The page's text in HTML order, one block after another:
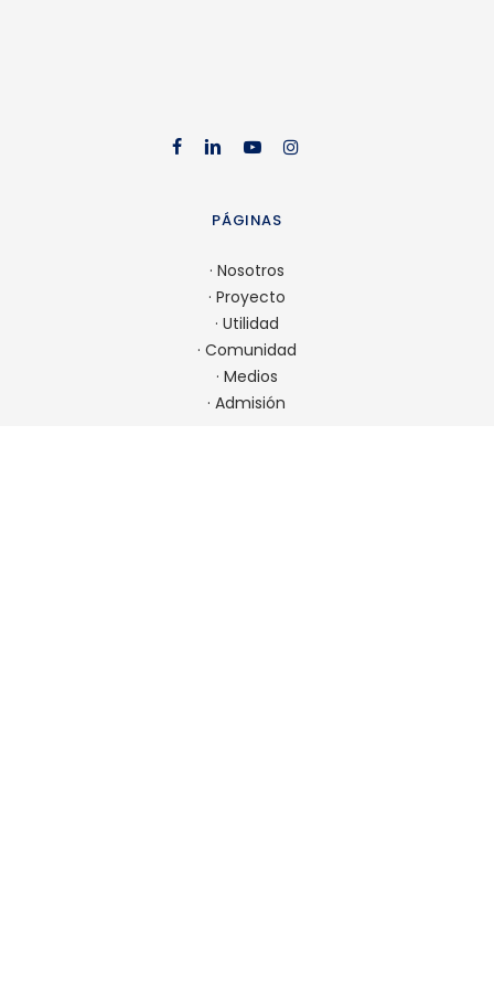
facebook
linkedin
youtube
PÁGINAS
· Nosotros
· Proyecto
· Utilidad
· Comunidad
· Medios
·Admisión